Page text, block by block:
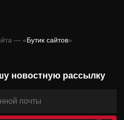
— «Бутик сайтов»
новостную рассылку